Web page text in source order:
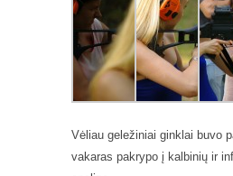
Vėliau geležiniai ginklai buvo
vakaras pakrypo į kalbinių ir